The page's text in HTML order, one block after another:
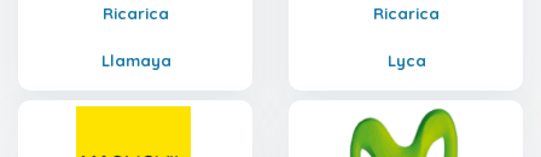
Ricarica
Llamaya
Ricarica
Lyca